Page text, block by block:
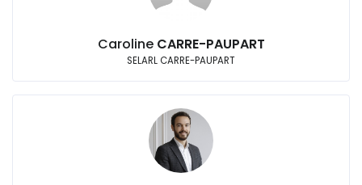
Caroline CARRE-PAUPART
SELARL CARRE-PAUPART